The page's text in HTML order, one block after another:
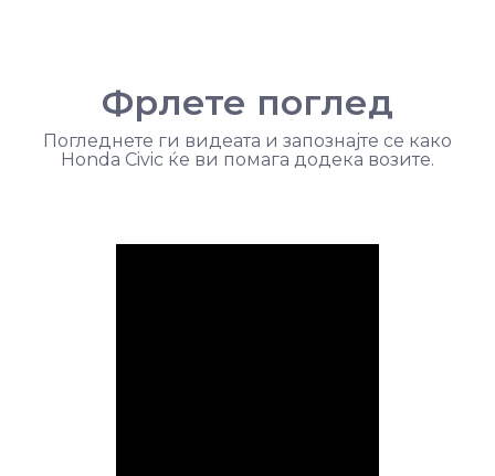
Фрлете поглед
Погледнете ги видеата и запознајте се како
Honda Civic ќе ви помага додека возите.